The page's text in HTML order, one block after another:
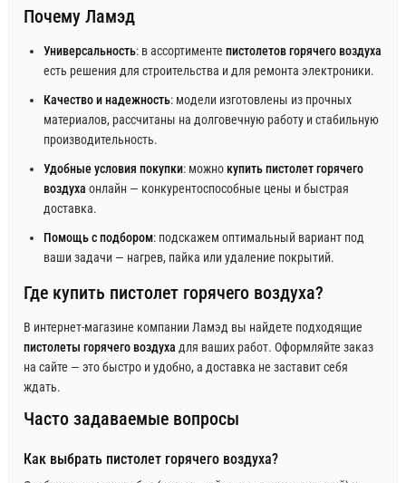
Почему Ламэд
Универсальность: в ассортименте пистолетов горячего воздуха
есть решения для строительства и для ремонта электроники.
Качество и надежность: модели изготовлены из прочных
материалов, рассчитаны на долговечную работу и стабильную
производительность.
Удобные условия покупки: можно купить пистолет горячего
воздуха онлайн — конкурентоспособные цены и быстрая
доставка.
Помощь с подбором: подскажем оптимальный вариант под
ваши задачи — нагрев, пайка или удаление покрытий.
Где купить пистолет горячего воздуха?
В интернет-магазине компании Ламэд вы найдете подходящие
пистолеты горячего воздуха для ваших работ. Оформляйте заказ
на сайте — это быстро и удобно, а доставка не заставит себя
ждать.
Часто задаваемые вопросы
Как выбрать пистолет горячего воздуха?